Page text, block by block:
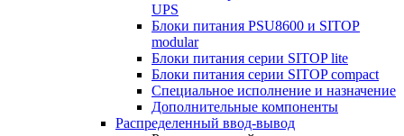
UPS
Блоки питания PSU8600 и SITOP
modular
Блоки питания серии SITOP lite
Блоки питания серии SITOP compact
Специальное исполнение и назначение
Дополнительные компоненты
Распределенный ввод-вывод